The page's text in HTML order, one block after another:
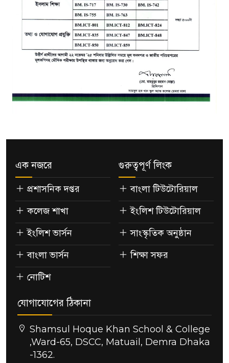
এক নজরে
প্রশাসনিক দপ্তর
কলেজ শাখা
ইংলিশ ভার্সন
বাংলা ভার্সন
নোটিশ
গুরুত্বপূর্ণ লিংক
বাংলা টিউটোরিয়াল
ইংলিশ টিউটোরিয়াল
সাংস্কৃতিক অনুষ্ঠান
শিক্ষা সফর
যোগাযোগের ঠিকানা
Shamsul Hoque Khan School & College
,Ward-65, DSCC, Matuail, Demra Dhaka
-1362.